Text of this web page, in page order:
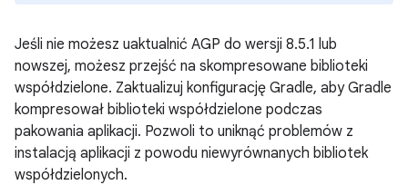
Jeśli nie możesz uaktualnić AGP do wersji 8.5.1 lub
nowszej, możesz przejść na skompresowane biblioteki
współdzielone. Zaktualizuj konfigurację Gradle, aby Gradle
kompresował biblioteki współdzielone podczas
pakowania aplikacji. Pozwoli to uniknąć problemów z
instalacją aplikacji z powodu niewyrównanych bibliotek
współdzielonych.